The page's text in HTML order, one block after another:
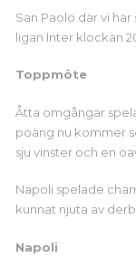
San Paolo där vi
ligan Inter klockan
Toppmöte
Åtta omgångar
poäng nu kommer
sju vinster och en
Napoli spelade
kunnat njuta av
Napoli